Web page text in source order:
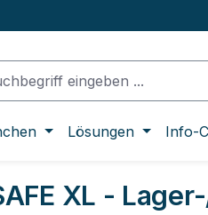
Lösungen Info-
XL -